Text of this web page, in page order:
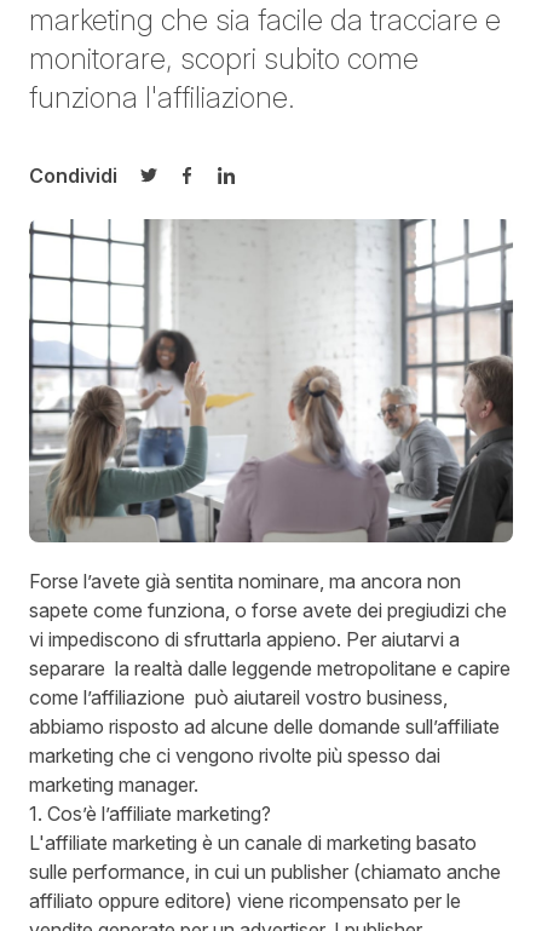
marketing che sia facile da tracciare e
monitorare, scopri subito come
funziona l'affiliazione.
Condividi
Condividi su Twitter
Condividi su Facebook
Condividi su LinkedIn
Forse l’avete già sentita nominare, ma ancora non
sapete come funziona, o forse avete dei pregiudizi che
vi impediscono di sfruttarla appieno. Per aiutarvi a
separare la realtà dalle leggende metropolitane e capire
come l’affiliazione può aiutareil vostro business,
abbiamo risposto ad alcune delle domande sull’affiliate
marketing che ci vengono rivolte più spesso dai
marketing manager.
1. Cos’è l’affiliate marketing?
L'affiliate marketing è un canale di marketing basato
sulle performance, in cui un publisher (chiamato anche
affiliato oppure editore) viene ricompensato per le